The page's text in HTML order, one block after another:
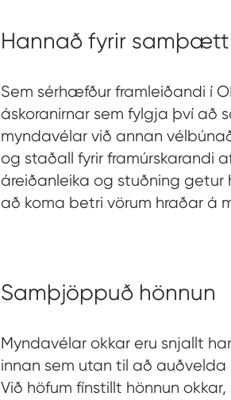
Hannað fyrir
Sem sérhæfður framleiðandi í
áskoranirnar sem fylgja því að
myndavélar við annan
og staðall fyrir framúrskarandi
áreiðanleika og stuðning getur
að koma betri vörum hraðar á
Samþjöppuð hönnun
Myndavélar okkar eru snjallt
innan sem utan til að
Við höfum fínstillt hönnun